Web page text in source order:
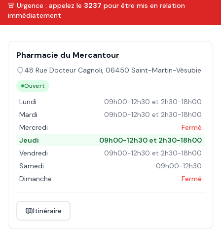
🚨 Urgence : appelez le 3237 pour être mis en relation
immédiatement
Pharmacie du Mercantour
48 Rue Docteur Cagnoli, 06450 Saint-Martin-Vésubie
Ouvert
Lundi
09h00-12h30 et 2h30-18h00
Mardi
09h00-12h30 et 2h30-18h00
Mercredi
Fermé
Jeudi
09h00-12h30 et 2h30-18h00
Vendredi
09h00-12h30 et 2h30-18h00
Samedi
09h00-12h30
Dimanche
Fermé
Itinéraire